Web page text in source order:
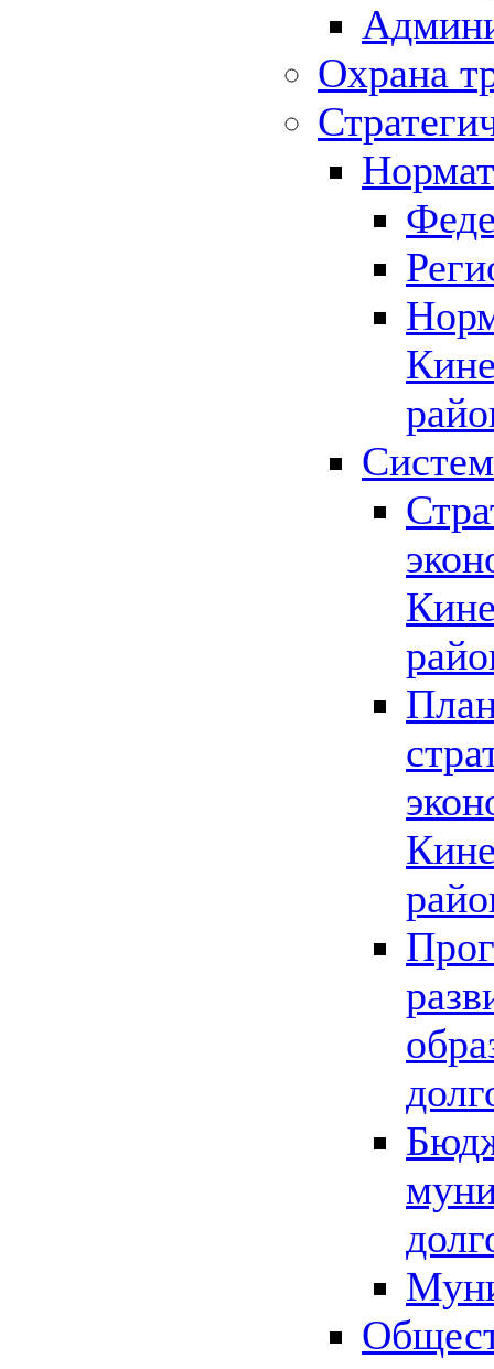
Охрана